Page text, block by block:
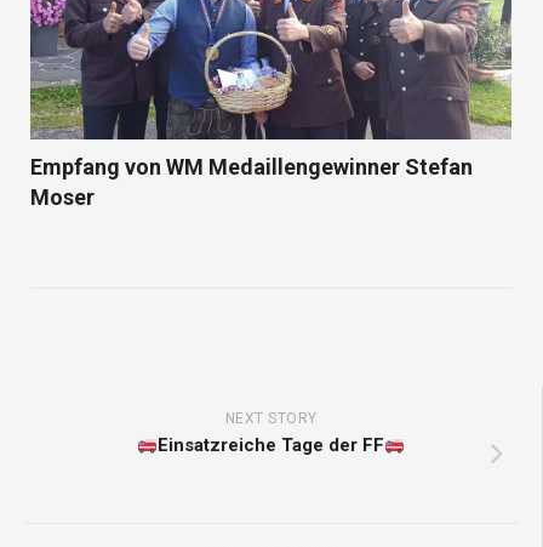
Empfang von WM Medaillengewinner Stefan
Moser
NEXT STORY
Einsatzreiche Tage der FF